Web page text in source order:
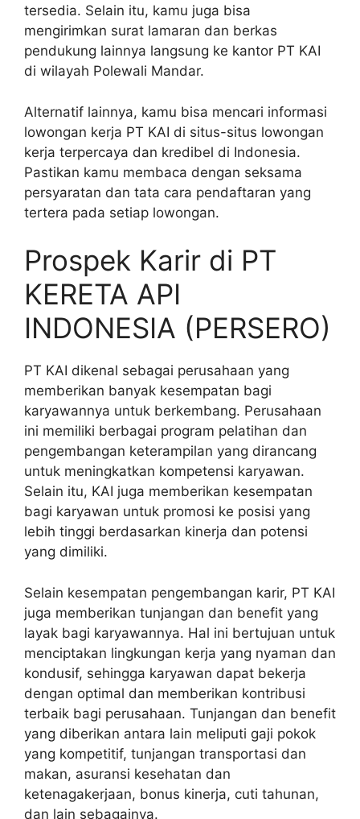
tersedia. Selain itu, kamu juga bisa
mengirimkan surat lamaran dan berkas
pendukung lainnya langsung ke kantor PT KAI
di wilayah Polewali Mandar.
Alternatif lainnya, kamu bisa mencari informasi
lowongan kerja PT KAI di situs-situs lowongan
kerja terpercaya dan kredibel di Indonesia.
Pastikan kamu membaca dengan seksama
persyaratan dan tata cara pendaftaran yang
tertera pada setiap lowongan.
Prospek Karir di PT
KERETA API
INDONESIA (PERSERO)
PT KAI dikenal sebagai perusahaan yang
memberikan banyak kesempatan bagi
karyawannya untuk berkembang. Perusahaan
ini memiliki berbagai program pelatihan dan
pengembangan keterampilan yang dirancang
untuk meningkatkan kompetensi karyawan.
Selain itu, KAI juga memberikan kesempatan
bagi karyawan untuk promosi ke posisi yang
lebih tinggi berdasarkan kinerja dan potensi
yang dimiliki.
Selain kesempatan pengembangan karir, PT KAI
juga memberikan tunjangan dan benefit yang
layak bagi karyawannya. Hal ini bertujuan untuk
menciptakan lingkungan kerja yang nyaman dan
kondusif, sehingga karyawan dapat bekerja
dengan optimal dan memberikan kontribusi
terbaik bagi perusahaan. Tunjangan dan benefit
yang diberikan antara lain meliputi gaji pokok
yang kompetitif, tunjangan transportasi dan
makan, asuransi kesehatan dan
ketenagakerjaan, bonus kinerja, cuti tahunan,
dan lain sebagainya.